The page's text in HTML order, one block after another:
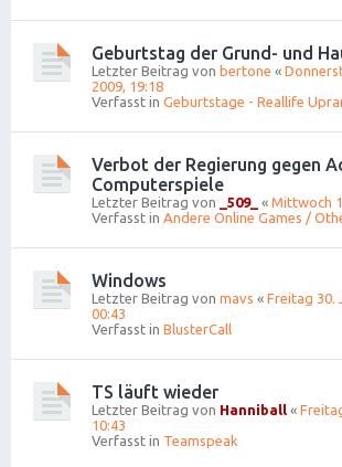
Geburtstag der Grund- und
Letzter Beitrag von bertone «
2009, 19:18
Verfasst in Geburtstage - Reallife
Verbot der Regierung gegen
Computerspiele
Letzter Beitrag von _509_ « Mittwoch
Verfasst in Andere Online Games /
Windows
Letzter Beitrag von mavs « Freitag 30.
00:43
Verfasst in BlusterCall
TS läuft wieder
Letzter Beitrag von Hanniball «
10:43
Verfasst in Teamspeak